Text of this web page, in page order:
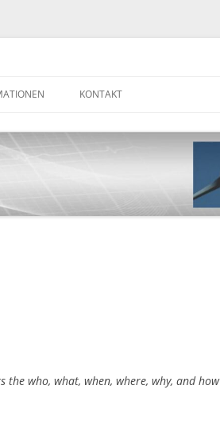
TALK @ VIP 2011
AM CERN (VORTRAG)
KONTAKT
who, what, when, where, why, and how